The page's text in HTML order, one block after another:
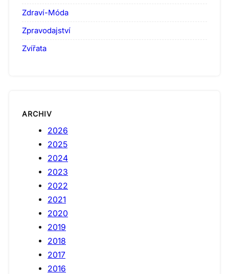
Zdraví-Móda
Zpravodajství
Zvířata
ARCHIV
2026
2025
2024
2023
2022
2021
2020
2019
2018
2017
2016